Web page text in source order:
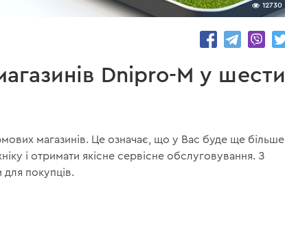
12730
Dnipro-M у шести
магазинів. Це означає, що у Вас буде ще більше
і отримати якісне сервісне обслуговування. З
покупців.